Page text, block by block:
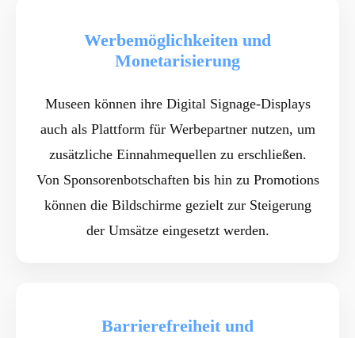
Werbemöglichkeiten und
Monetarisierung
Museen können ihre Digital Signage-Displays
auch als Plattform für Werbepartner nutzen, um
zusätzliche Einnahmequellen zu erschließen.
Von Sponsorenbotschaften bis hin zu Promotions
können die Bildschirme gezielt zur Steigerung
der Umsätze eingesetzt werden.
Barrierefreiheit und